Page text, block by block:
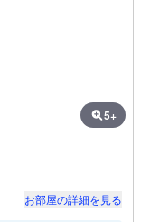
5+
お部屋の詳細を見る